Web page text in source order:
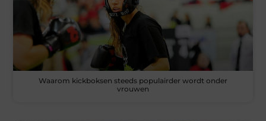
Waarom kickboksen steeds populairder wordt onder
vrouwen